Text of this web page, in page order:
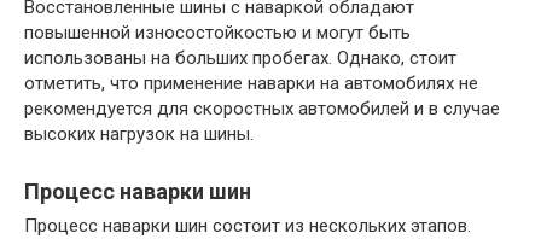
Восстановленные шины с наваркой обладают
повышенной износостойкостью и могут быть
использованы на больших пробегах. Однако, стоит
отметить, что применение наварки на автомобилях не
рекомендуется для скоростных автомобилей и в случае
высоких нагрузок на шины.
Процесс наварки шин
Процесс наварки шин состоит из нескольких этапов.